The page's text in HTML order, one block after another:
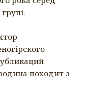
походит з